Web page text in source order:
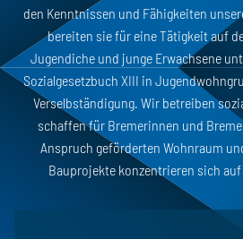
den Kenntnissen und Fähigkeiten
bereiten sie für eine Tätigkeit auf
Jugendiche und junge Erwachsene
Sozialgesetzbuch XIII in
Verselbständigung. Wir betreiben
schaffen für Bremerinnen und
Anspruch geförderten Wohnraum
Bauprojekte konzentrieren sich auf